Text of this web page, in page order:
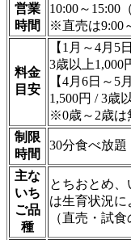
営業
時間
10:00～15:00
※直売は9:00
料金
目安
【1月～4月5
3歳以上1,000
【4月6日～5
1,500円 / 3歳
※0歳～2歳は
制限
時間
30分食べ放題
主な
いち
ご品
種
とちおとめ
は生育状況
（直売・試